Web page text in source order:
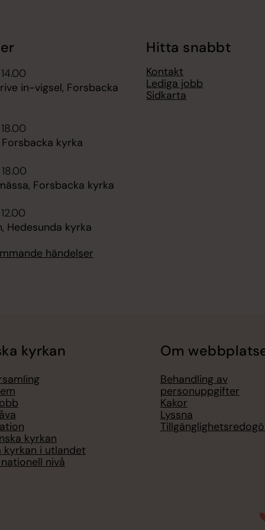
in-vigsel, Forsbacka
kyrka
Forsbacka kyrka
Hedesunda kyrka
händelser
Hitta snabbt
Kontakt
Lediga jobb
Sidkarta
kyrkan
kyrkan
kyrkan i utlandet
nivå
Om
Behandling av
personuppgifter
Kakor
Lyssna